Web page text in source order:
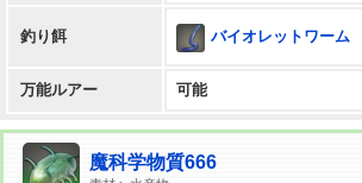
釣り餌 バイオレットワーム
万能ルアー 可能
魔科学物質666